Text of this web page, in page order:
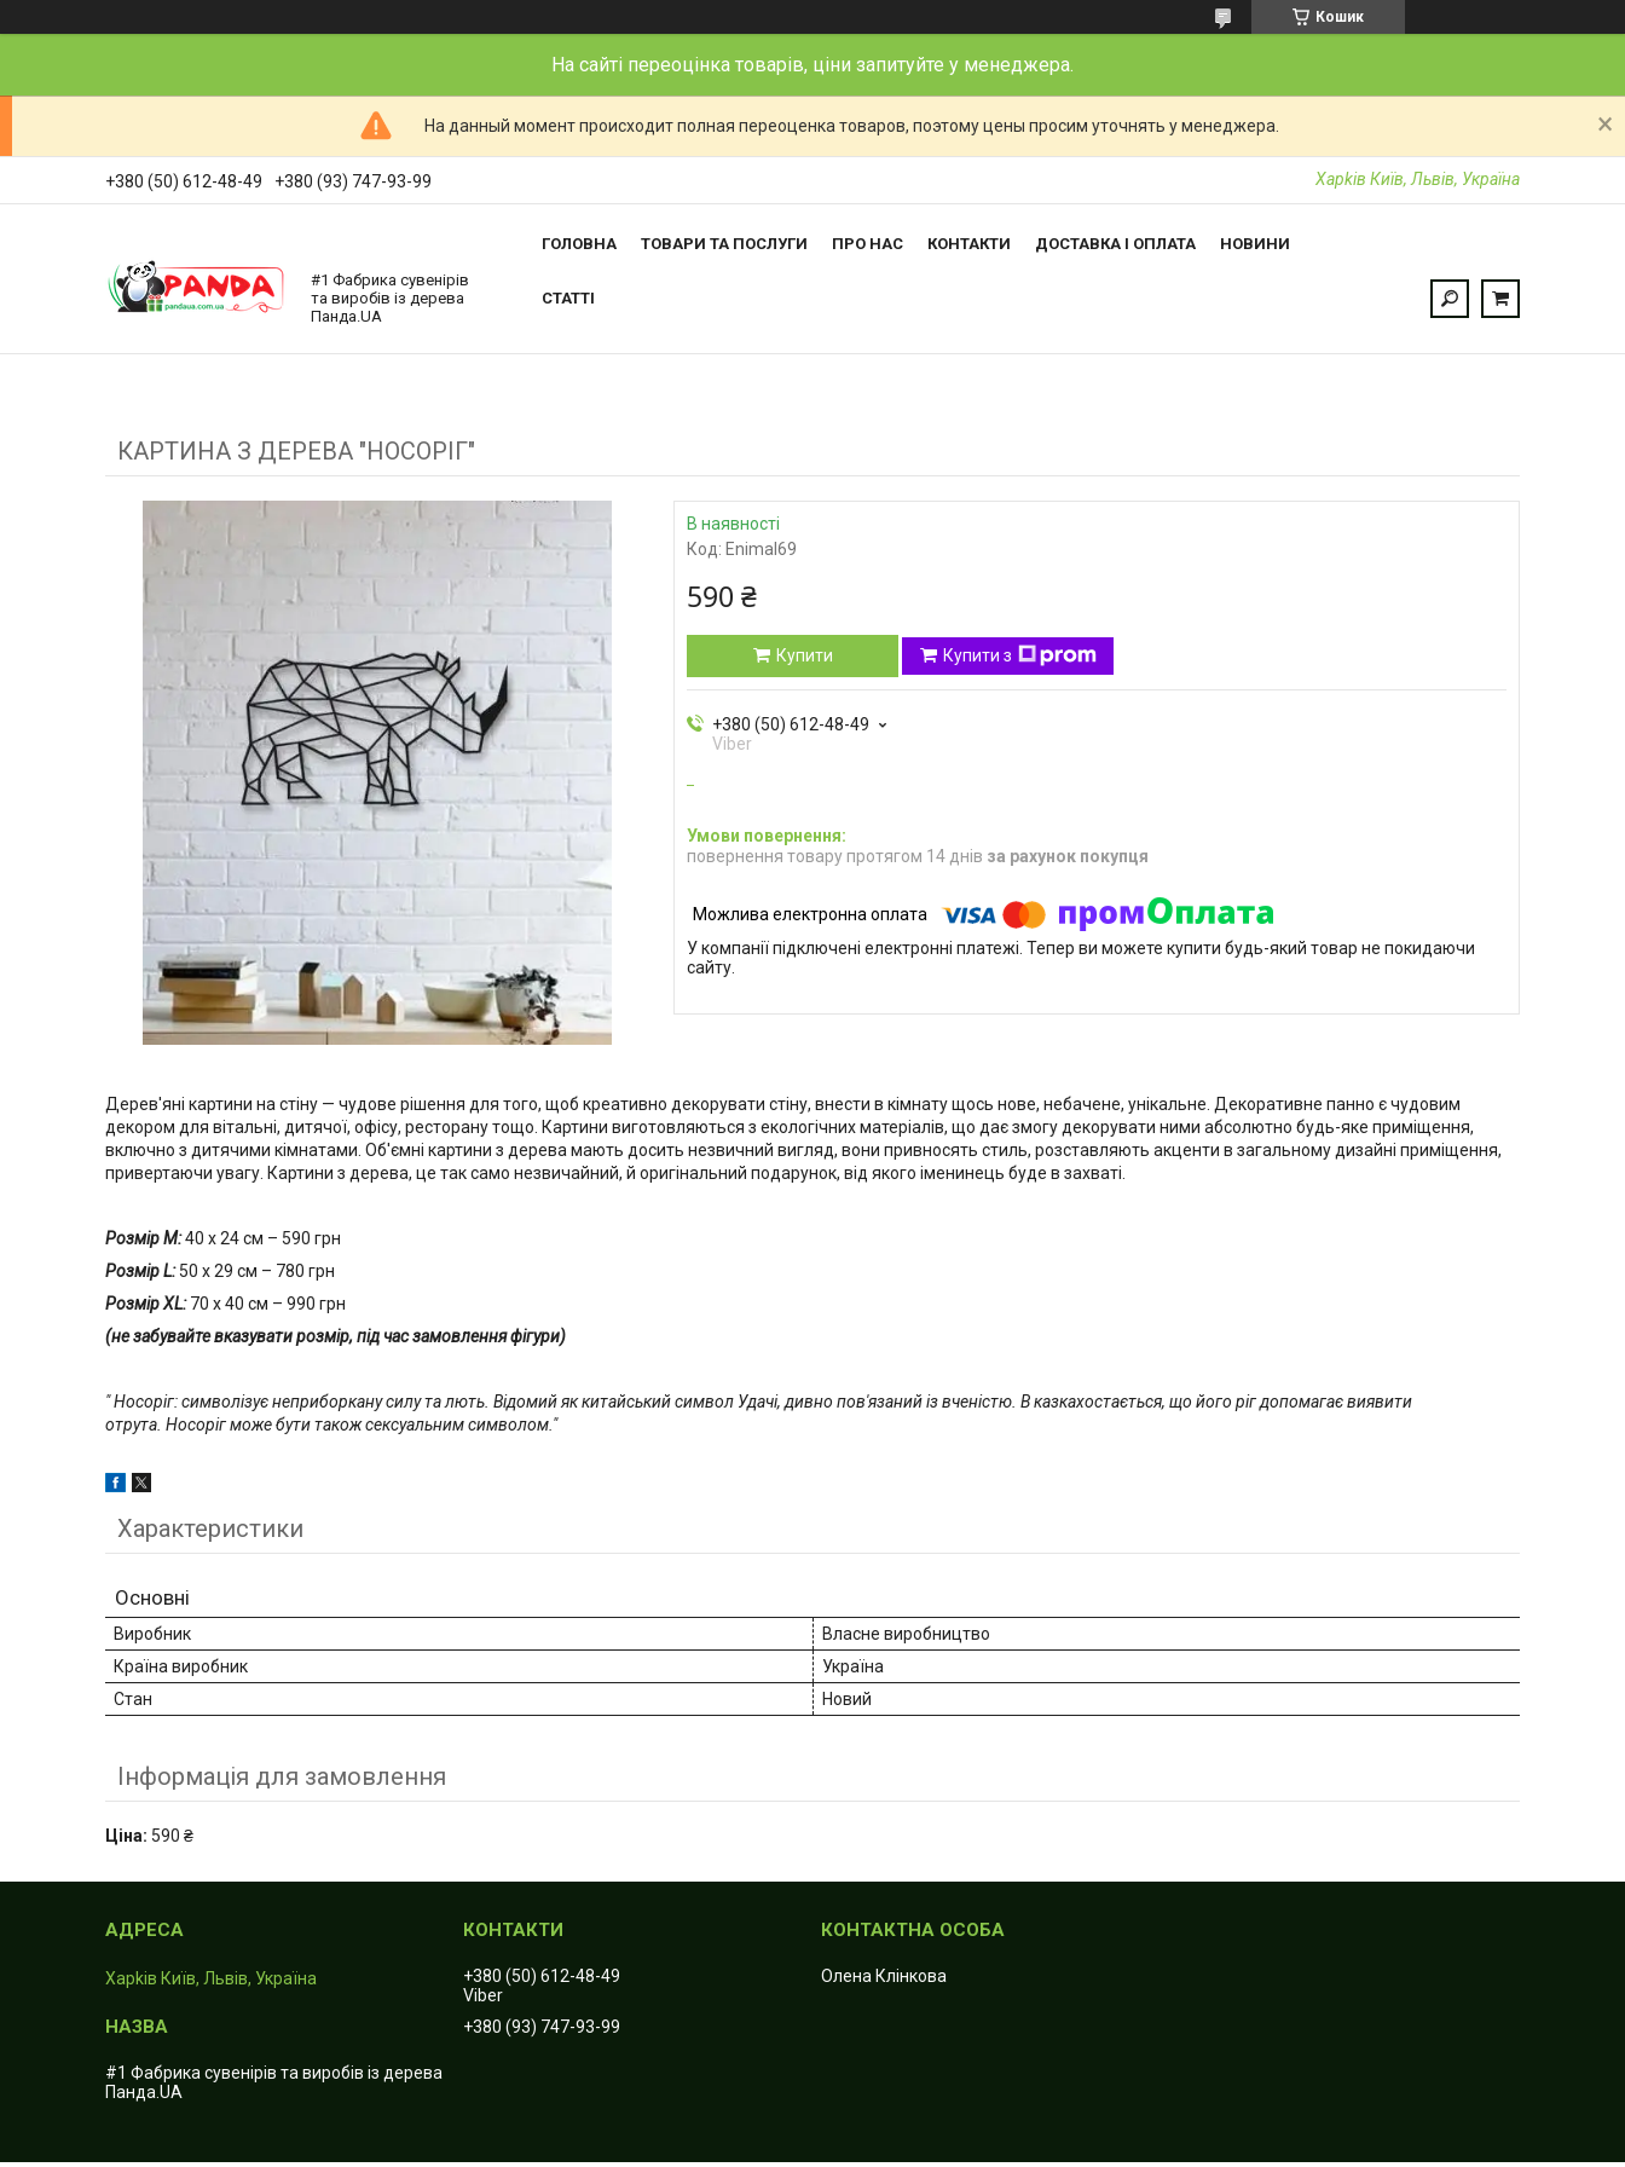
Кошик
На сайті переоцінка товарів, ціни запитуйте у менеджера.
На данный момент происходит полная переоценка товаров, поэтому цены просим уточнять у менеджера.
+380 (50) 612-48-49 +380 (93) 747-93-99 Харkiв Київ, Львів, Україна
#1 Фабрика сувенірів
та виробів із дерева
Панда.UA
ГОЛОВНА ТОВАРИ ТА ПОСЛУГИ ПРО НАС КОНТАКТИ ДОСТАВКА І ОПЛАТА НОВИНИ
СТАТТІ
КАРТИНА З ДЕРЕВА "НОСОРІГ"
В наявності
Код: Enimal69
590 ₴
Купити Купити з
+380 (50) 612-48-49
Viber
повернення товару протягом 14 днів за рахунок покупця
У компанії підключені електронні платежі. Тепер ви можете купити будь-який товар не покидаючи
сайту.
Дерев'яні картини на стіну — чудове рішення для того, щоб креативно декорувати стіну, внести в кімнату щось нове, небачене, унікальне. Декоративне панно є чудовим
декором для вітальні, дитячої, офісу, ресторану тощо. Картини виготовляються з екологічних матеріалів, що дає змогу декорувати ними абсолютно будь-яке приміщення,
включно з дитячими кімнатами. Об'ємні картини з дерева мають досить незвичний вигляд, вони привносять стиль, розставляють акценти в загальному дизайні приміщення,
привертаючи увагу. Картини з дерева, це так само незвичайний, й оригінальний подарунок, від якого іменинець буде в захваті.
Розмір М:40 х 24 см – 590 грн
Розмір L:50 х 29 см – 780 грн
Розмір XL:70 х 40 см – 990 грн
(не забувайте вказувати розмір, під час замовлення фігури)
" Носоріг: символізує неприборкану силу та лють. Відомий як китайський символ Удачі, дивно пов'язаний із вченістю. В казкахостається, що його ріг допомагає виявити
отрута. Носоріг може бути також сексуальним символом."
Характеристики
Основні
Виробник
Власне виробництво
Країна виробник
Україна
Стан
Новий
Інформація для замовлення
Ціна: 590 ₴
Харkiв Київ, Львів, Україна
#1 Фабрика сувенірів та виробів із дерева
Панда.UA
+380 (50) 612-48-49
Viber
+380 (93) 747-93-99
Олена Клiнкова